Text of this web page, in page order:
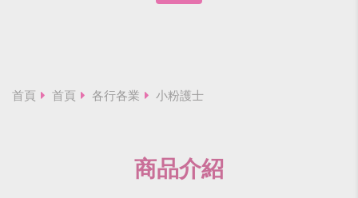
首頁 首頁 各行各業 小粉護士
商品介紹